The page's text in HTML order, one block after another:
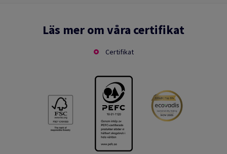
Läs mer om våra certifikat
Certifikat